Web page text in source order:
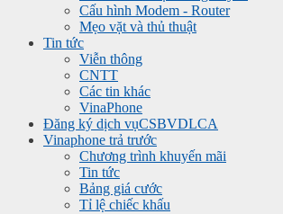
Cấu hình Modem - Router
Mẹo vặt và thủ thuật
Tin tức
Viễn thông
CNTT
Các tin khác
VinaPhone
Đăng ký dịch vụCSBVDLCA
Vinaphone trả trước
Chương trình khuyến mãi
Tin tức
Bảng giá cước
Tỉ lệ chiếc khấu